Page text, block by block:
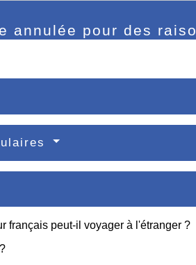
annulée pour des
français peut-il voyager à l'étranger ?